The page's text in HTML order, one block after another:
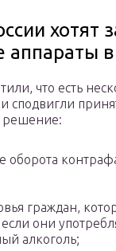
хотят
аппараты
что есть
сподвигли
решение:
оборота
граждан,
они
алкоголь;